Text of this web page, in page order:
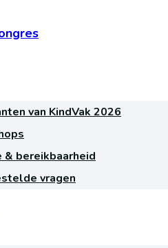
van KindVak 2026
& bereikbaarheid
vragen